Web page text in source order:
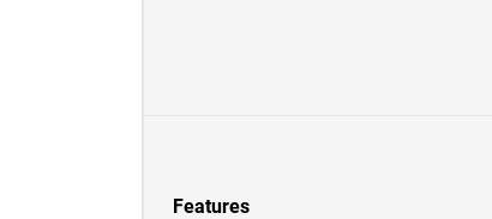
Features